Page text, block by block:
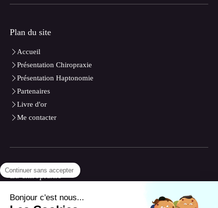
Plan du site
Accueil
Présentation Chiropraxie
Présentation Haptonomie
Partenaires
Livre d'or
Me contacter
La chiropraxie
Présentation
Continuer sans accepter
Bonjour c'est nous...